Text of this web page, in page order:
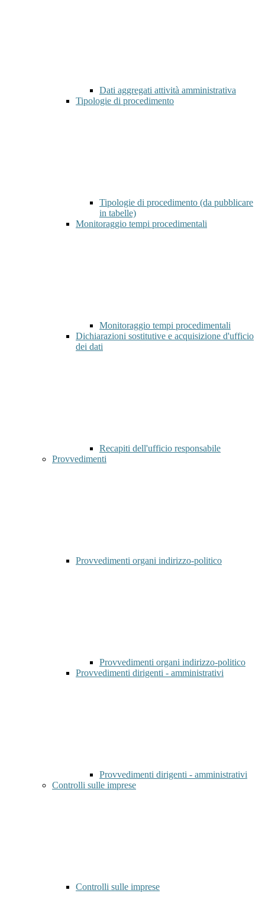
Dati aggregati attività amministrativa
Tipologie di procedimento
Tipologie di procedimento (da pubblicare
in tabelle)
Monitoraggio tempi procedimentali
Monitoraggio tempi procedimentali
Dichiarazioni sostitutive e acquisizione d'ufficio
dei dati
Recapiti dell'ufficio responsabile
Provvedimenti
Provvedimenti organi indirizzo-politico
Provvedimenti organi indirizzo-politico
Provvedimenti dirigenti - amministrativi
Provvedimenti dirigenti - amministrativi
Controlli sulle imprese
Controlli sulle imprese